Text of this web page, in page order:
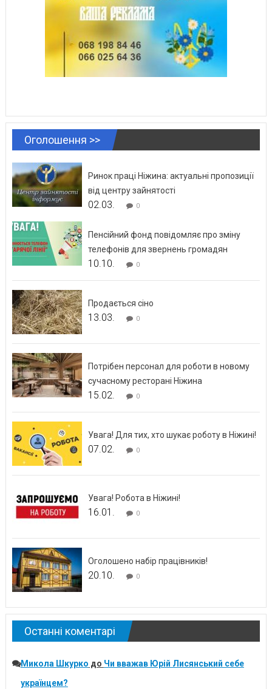
Оголошення >>
Ринок праці Ніжина: актуальні пропозиції
від центру зайнятості
02.03. 0
Пенсійний фонд повідомляє про зміну
телефонів для звернень громадян
10.10. 0
Продається сіно
13.03. 0
Потрібен персонал для роботи в новому
сучасному ресторані Ніжина
15.02. 0
Увага! Для тих, хто шукає роботу в Ніжині!
07.02. 0
Увага! Робота в Ніжині!
16.01. 0
Оголошено набір працівників!
20.10. 0
Останні коментарі
Микола Шкурко до Чи вважав Юрій Лисянський себе
українцем?